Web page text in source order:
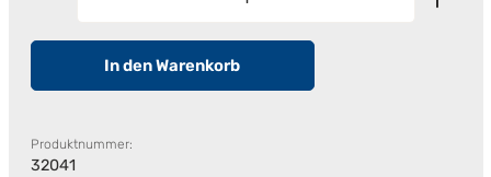
In den Warenkorb
Produktnummer:
32041